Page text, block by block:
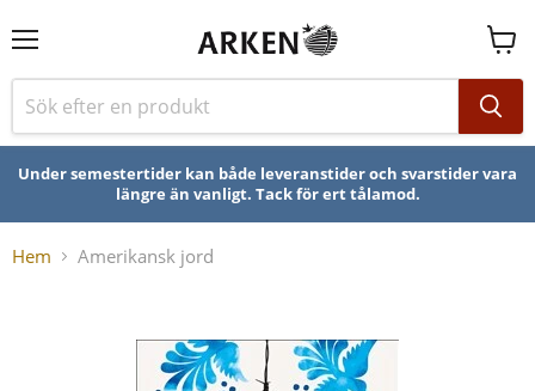
Se
Under semestertider kan både leveranstider och svarstider vara
längre än vanligt. Tack för ert tålamod.
Hem Amerikansk jord